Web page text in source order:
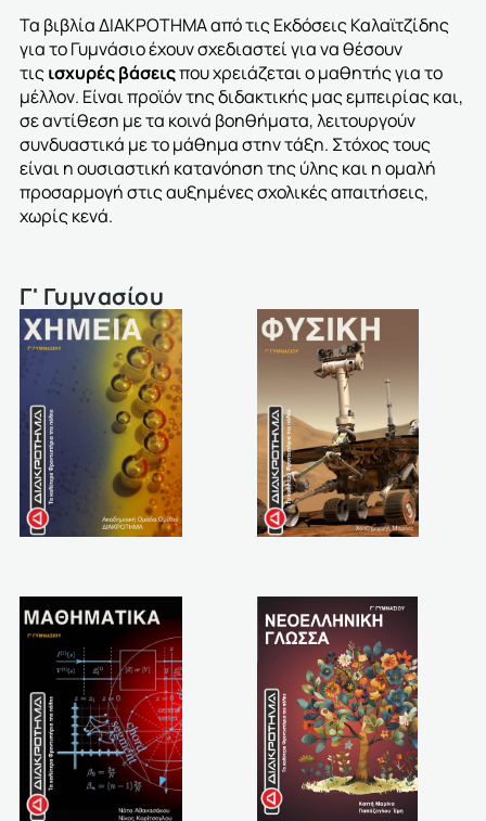
Τα βιβλίαΔΙΑΚΡΟΤΗΜΑαπό τις Εκδόσεις Καλαϊτζίδης
για το Γυμνάσιο έχουν σχεδιαστεί για να θέσουν
τιςισχυρές βάσειςπου χρειάζεται ο μαθητής για το
μέλλον. Είναι προϊόν της διδακτικής μας εμπειρίας και,
σε αντίθεση με τα κοινά βοηθήματα, λειτουργούν
συνδυαστικά με το μάθημα στην τάξη. Στόχος τους
είναι η ουσιαστική κατανόηση της ύλης και η ομαλή
προσαρμογή στις αυξημένες σχολικές απαιτήσεις,
χωρίς κενά.
Γ' Γυμνασίου